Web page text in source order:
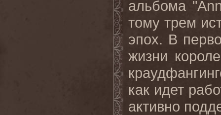
альбома
тому трем
эпох. В
жизни
как идет
активно